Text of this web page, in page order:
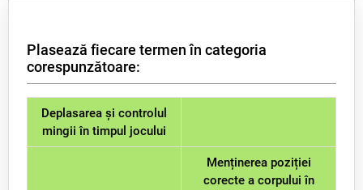
Plasează fiecare termen în categoria
corespunzătoare:
Deplasarea și controlul
mingii în timpul jocului
Menținerea poziției
corecte a corpului în